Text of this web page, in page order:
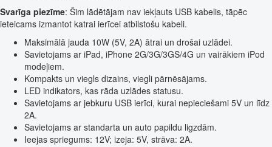
Svarīga piezīme: Šim lādētājam nav iekļauts USB kabelis, tāpēc
ieteicams izmantot katrai ierīcei atbilstošu kabeli.
Maksimālā jauda 10W (5V, 2A) ātrai un drošai uzlādei.
Savietojams ar iPad, iPhone 2G/3G/3GS/4G un vairākiem iPod
modeļiem.
Kompakts un viegls dizains, viegli pārnēsājams.
LED indikators, kas rāda uzlādes statusu.
Savietojams ar jebkuru USB ierīci, kurai nepieciešami 5V un līdz
2A.
Savietojams ar standarta un auto papildu ligzdām.
Ieejas spriegums: 12V; izeja: 5V, strāva: 2A.